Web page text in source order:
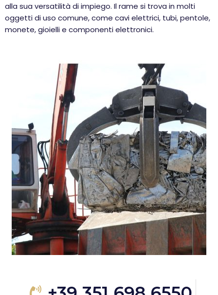
alla sua versatilità di impiego. Il rame si trova in molti
oggetti di uso comune, come cavi elettrici, tubi, pentole,
monete, gioielli e componenti elettronici.